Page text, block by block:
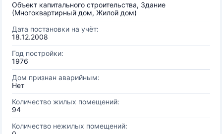
Объект капитального строительства, Здание
(Многоквартирный дом, Жилой дом)
Дата постановки на учёт:
18.12.2008
Год постройки:
1976
Дом признан аварийным:
Нет
Количество жилых помещений:
94
Количество нежилых помещений: